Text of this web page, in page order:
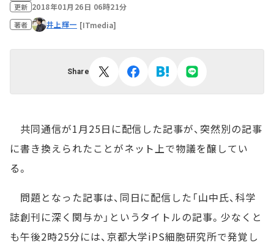
更新 2018年01月26日 06時21分
著者 井上輝一 [ITmedia]
Share
共同通信が1月25日に配信した記事が、突然別の記事
に書き換えられたことがネット上で物議を醸してい
る。
問題となった記事は、同日に配信した「山中氏、科学
誌創刊に深く関与か」というタイトルの記事。少なくと
も午後2時25分には、京都大学iPS細胞研究所で発覚し